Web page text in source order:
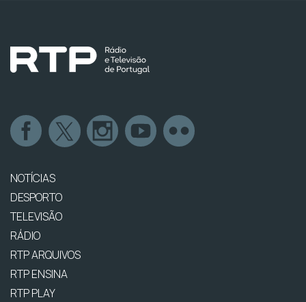
NOTÍCIAS
DESPORTO
TELEVISÃO
RÁDIO
RTP ARQUIVOS
RTP ENSINA
RTP PLAY